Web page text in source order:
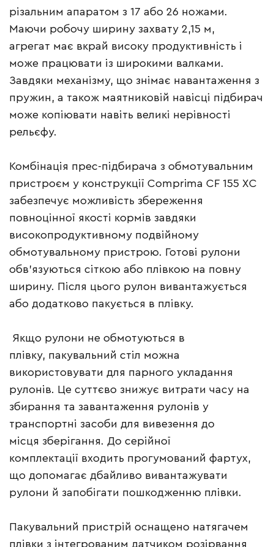
різальним апаратом з 17 або 26 ножами.
Маючи робочу ширину захвату 2,15 м,
агрегат має вкрай високу продуктивність і
може працювати із широкими валками.
Завдяки механізму, що знімає навантаження з
пружин, а також маятниковій навісці підбирач
може копіювати навіть великі нерівності
рельєфу.
Комбінація прес-підбирача з обмотувальним
пристроєм у конструкції Comprima CF 155 XC
забезпечує можливість збереження
повноцінної якості кормів завдяки
високопродуктивному подвійному
обмотувальному пристрою. Готові рулони
обв’язуються сіткою або плівкою на повну
ширину. Після цього рулон вивантажується
або додатково пакується в плівку.
Якщо рулони не обмотуються в
плівку, пакувальний стіл можна
використовувати для парного укладання
рулонів. Це суттєво знижує витрати часу на
збирання та завантаження рулонів у
транспортні засоби для вивезення до
місця зберігання. До серійної
комплектації входить прогумований фартух,
що допомагає дбайливо вивантажувати
рулони й запобігати пошкодженню плівки.
Пакувальний пристрій оснащено натягачем
плівки з інтегрованим датчиком розірвання